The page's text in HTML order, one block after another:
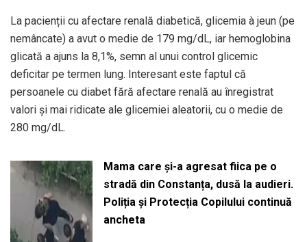
La pacienții cu afectare renală diabetică, glicemia à jeun (pe
nemâncate) a avut o medie de 179 mg/dL, iar hemoglobina
glicată a ajuns la 8,1%, semn al unui control glicemic
deficitar pe termen lung. Interesant este faptul că
persoanele cu diabet fără afectare renală au înregistrat
valori și mai ridicate ale glicemiei aleatorii, cu o medie de
280 mg/dL.
Mama care și-a agresat fiica pe o
stradă din Constanța, dusă la audieri.
Poliția și Protecția Copilului continuă
ancheta